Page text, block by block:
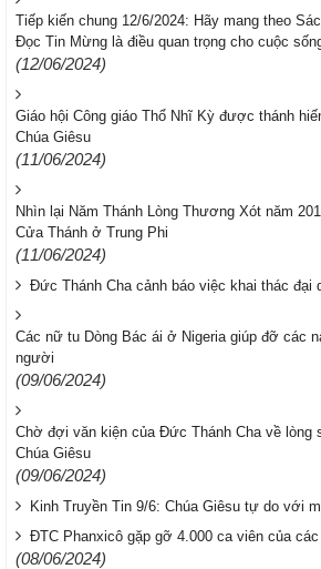
Tiếp kiến chung 12/6/2024: Hãy mang theo
Đọc Tin Mừng là điều quan trọng cho cuộc
(12/06/2024)
Giáo hội Công giáo Thổ Nhĩ Kỳ được thánh
Chúa Giêsu
(11/06/2024)
Nhìn lại Năm Thánh Lòng Thương Xót năm
Cửa Thánh ở Trung Phi
(11/06/2024)
Đức Thánh Cha cảnh báo việc khai thác đại
Các nữ tu Dòng Bác ái ở Nigeria giúp đỡ các
người
(09/06/2024)
Chờ đợi văn kiện của Đức Thánh Cha về lòng
Chúa Giêsu
(09/06/2024)
Kinh Truyền Tin 9/6: Chúa Giêsu tự do với
ĐTC Phanxicô gặp gỡ 4.000 ca viên của
(08/06/2024)